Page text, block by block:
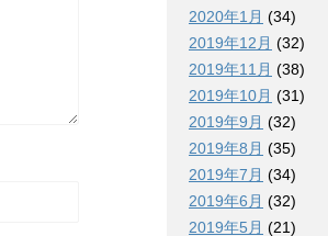
2020年1月 (34)
2019年12月 (32)
2019年11月 (38)
2019年10月 (31)
2019年9月 (32)
2019年8月 (35)
2019年7月 (34)
2019年6月 (32)
2019年5月 (21)